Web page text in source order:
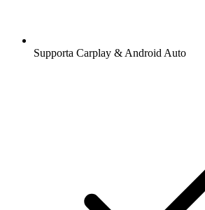
Supporta Carplay & Android Auto